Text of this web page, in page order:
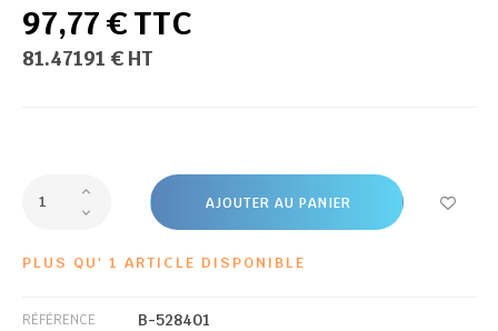
97,77 € TTC
81.47191 € HT
AJOUTER AU PANIER
PLUS QU' 1 ARTICLE DISPONIBLE
RÉFÉRENCE B-528401